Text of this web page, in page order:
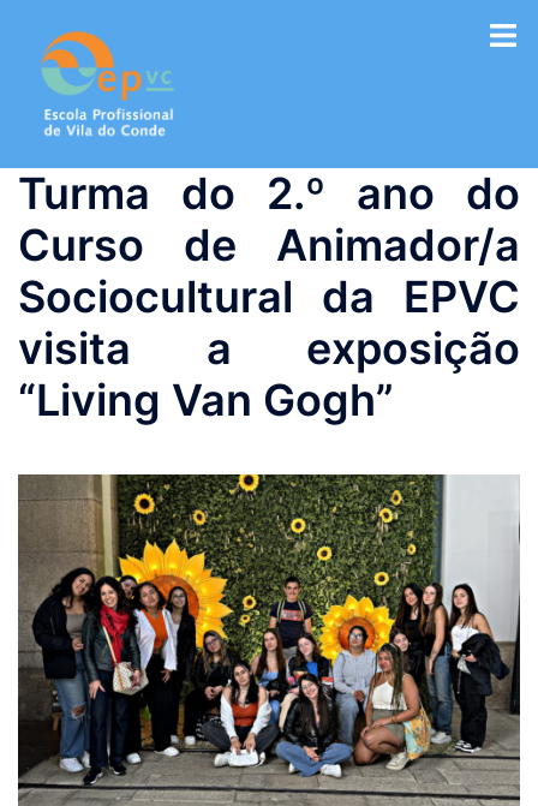
conteúdo
Turma do 2.º ano do
Curso de Animador/a
Sociocultural da EPVC
visita a exposição
“Living Van Gogh”